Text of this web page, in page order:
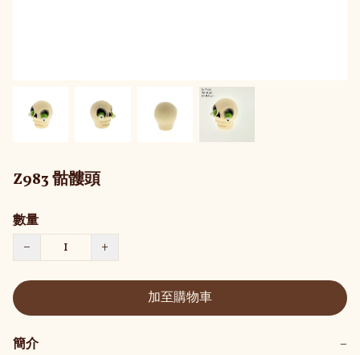
Z983 骷髏頭
數量
−
+
加至購物車
簡介
−